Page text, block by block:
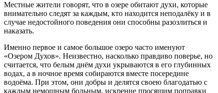
Местные жители говорят, что в озере обитают духи, которые
внимательно следят за каждым, кто находится неподалёку и в
случае недостойного поведения они способны разозлиться и
наказать.
Именно первое и самое большое озеро часто именуют
«Озером Духов». Неизвестно, насколько правдиво поверье, но
считается, что белым днём духи укрываются в его глубинных
водах, а в ночное время собираются вместе посередине
водоёма. При этом, они добры и делятся своею благодатью с
каждым немощным больным, искренне просящим поправки